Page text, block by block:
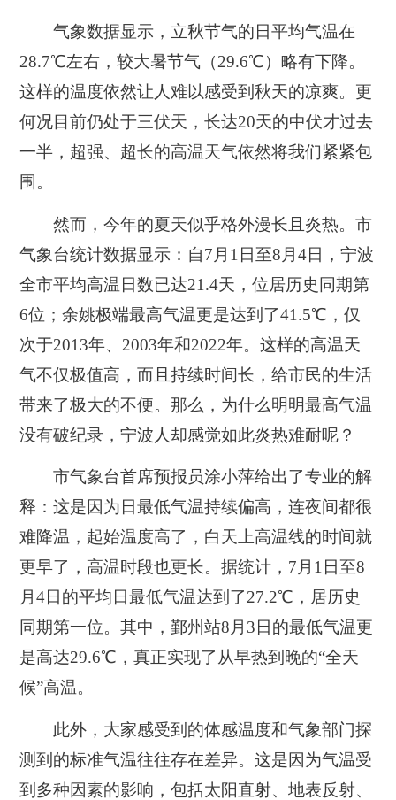
气象数据显示，立秋节气的日平均气温在
28.7℃左右，较大暑节气（29.6℃）略有下降。
这样的温度依然让人难以感受到秋天的凉爽。更
何况目前仍处于三伏天，长达20天的中伏才过去
一半，超强、超长的高温天气依然将我们紧紧包
围。
然而，今年的夏天似乎格外漫长且炎热。市
气象台统计数据显示：自7月1日至8月4日，宁波
全市平均高温日数已达21.4天，位居历史同期第
6位；余姚极端最高气温更是达到了41.5℃，仅
次于2013年、2003年和2022年。这样的高温天
气不仅极值高，而且持续时间长，给市民的生活
带来了极大的不便。那么，为什么明明最高气温
没有破纪录，宁波人却感觉如此炎热难耐呢？
市气象台首席预报员涂小萍给出了专业的解
释：这是因为日最低气温持续偏高，连夜间都很
难降温，起始温度高了，白天上高温线的时间就
更早了，高温时段也更长。据统计，7月1日至8
月4日的平均日最低气温达到了27.2℃，居历史
同期第一位。其中，鄞州站8月3日的最低气温更
是高达29.6℃，真正实现了从早热到晚的“全天
候”高温。
此外，大家感受到的体感温度和气象部门探
测到的标准气温往往存在差异。这是因为气温受
到多种因素的影响，包括太阳直射、地表反射、